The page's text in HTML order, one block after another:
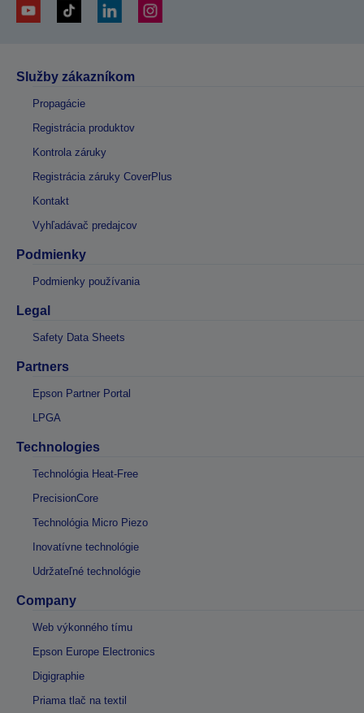
Služby zákazníkom
Propagácie
Registrácia produktov
Kontrola záruky
Registrácia záruky CoverPlus
Kontakt
Vyhľadávač predajcov
Podmienky
Podmienky používania
Legal
Safety Data Sheets
Partners
Epson Partner Portal
LPGA
Technologies
Technológia Heat-Free
PrecisionCore
Technológia Micro Piezo
Inovatívne technológie
Udržateľné technológie
Company
Web výkonného tímu
Epson Europe Electronics
Digigraphie
Priama tlač na textil